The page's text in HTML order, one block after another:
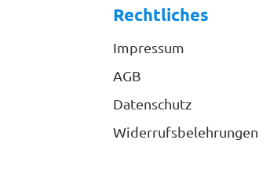
Rechtliches
Impressum
AGB
Datenschutz
Widerrufsbelehrungen